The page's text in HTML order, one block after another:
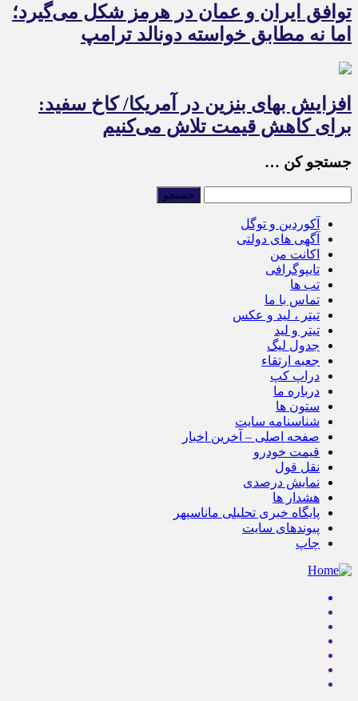
توافق ایران و عمان در هرمز شکل می‌گیرد؛
اما نه مطابق خواسته دونالد ترامپ
افزایش بهای بنزین در آمریکا/ کاخ سفید:
برای کاهش قیمت تلاش می‌کنیم
جستجو کن …
آکوردین و توگل
آگهی های دولتی
اکانت من
تایپوگرافی
تب ها
تماس با ما
تیتر ، لید و عکس
تیتر و لید
جدول لیگ
جعبه ارتقاء
دراپ کپ
درباره ما
ستون ها
شناسنامه سایت
صفحه اصلی – آخرین اخبار
قیمت خودرو
نقل قول
نمایش درصدی
هشدار ها
پایگاه خبری تحلیلی ماناسپهر
پیوندهای سایت
چاپ